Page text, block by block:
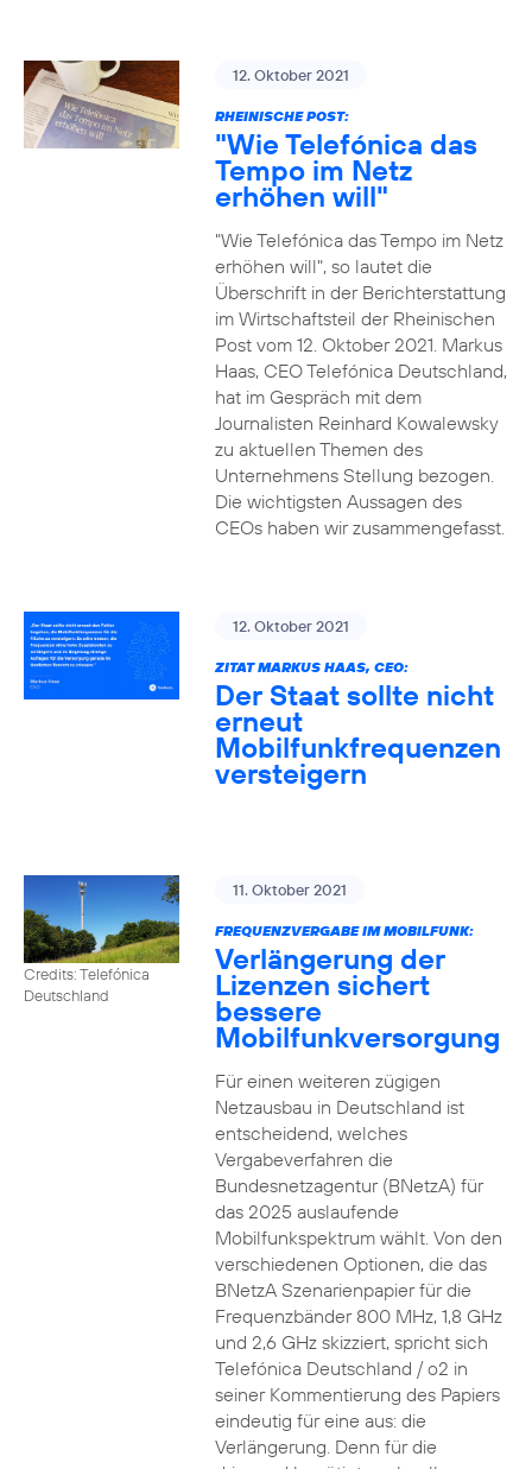
12. Oktober 2021
RHEINISCHE POST:
"Wie Telefónica das
Tempo im Netz
erhöhen will"
"Wie Telefónica das Tempo im Netz
erhöhen will", so lautet die
Überschrift in der Berichterstattung
im Wirtschaftsteil der Rheinischen
Post vom 12. Oktober 2021. Markus
Haas, CEO Telefónica Deutschland,
hat im Gespräch mit dem
Journalisten Reinhard Kowalewsky
zu aktuellen Themen des
Unternehmens Stellung bezogen.
Die wichtigsten Aussagen des
CEOs haben wir zusammengefasst.
12. Oktober 2021
ZITAT MARKUS HAAS, CEO:
Der Staat sollte nicht
erneut
Mobilfunkfrequenzen
versteigern
Credits: Telefónica
Deutschland
11. Oktober 2021
FREQUENZVERGABE IM MOBILFUNK:
Verlängerung der
Lizenzen sichert
bessere
Mobilfunkversorgung
Für einen weiteren zügigen
Netzausbau in Deutschland ist
entscheidend, welches
Vergabeverfahren die
Bundesnetzagentur (BNetzA) für
das 2025 auslaufende
Mobilfunkspektrum wählt. Von den
verschiedenen Optionen, die das
BNetzA Szenarienpapier für die
Frequenzbänder 800 MHz, 1,8 GHz
und 2,6 GHz skizziert, spricht sich
Telefónica Deutschland / o2 in
seiner Kommentierung des Papiers
eindeutig für eine aus: die
Verlängerung. Denn für die